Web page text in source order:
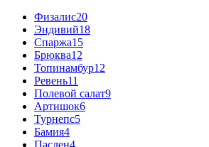
Физалис20
Эндивий18
Спаржа15
Брюква12
Топинамбур12
Ревень11
Полевой салат9
Артишок6
Турнепс5
Бамия4